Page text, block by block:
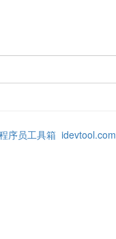
序员工具箱 idevtool.com